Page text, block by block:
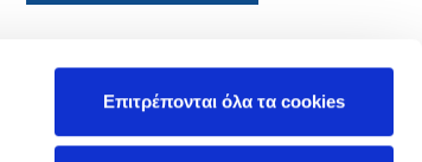
Επιτρέπονται όλα τα cookies